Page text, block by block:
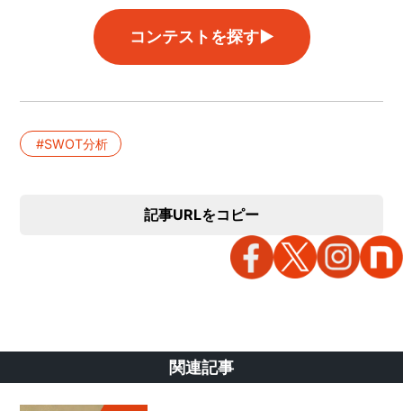
コンテストを探す▶︎
SWOT分析
記事URLをコピー
関連記事